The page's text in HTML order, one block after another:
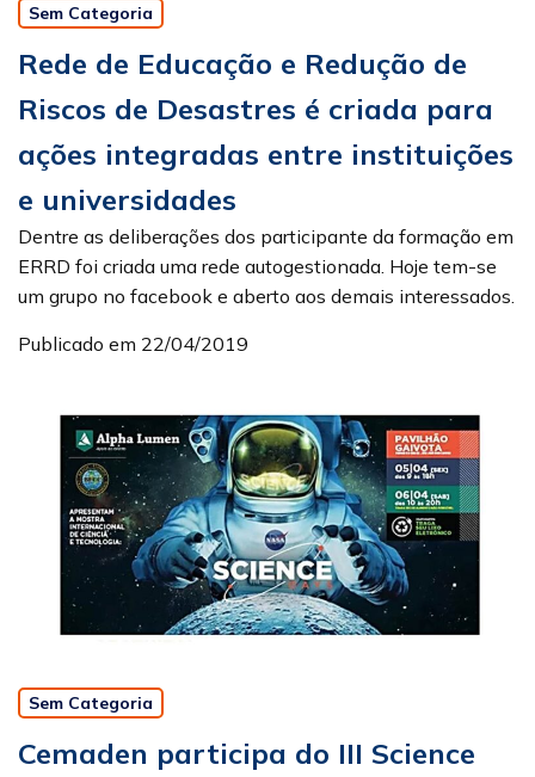
Sem Categoria
Rede de Educação e Redução de
Riscos de Desastres é criada para
ações integradas entre instituições
e universidades
Dentre as deliberações dos participante da formação em
ERRD foi criada uma rede autogestionada. Hoje tem-se
um grupo no facebook e aberto aos demais interessados.
Publicado em 22/04/2019
Sem Categoria
Cemaden participa do III Science